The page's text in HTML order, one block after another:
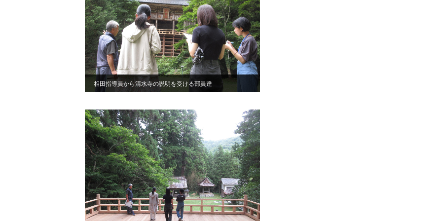
相田指導員から清水寺の説明を受ける部員達